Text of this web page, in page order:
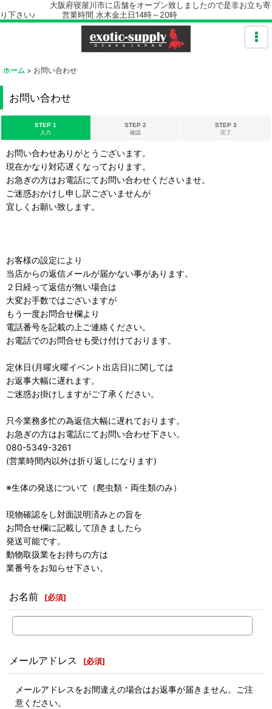
大阪府寝屋川市に店舗をオープン致しましたので是非お立ち寄
り下さい♪ 営業時間 水木金土日14時～20時
ホーム > お問い合わせ
お問い合わせ
STEP 1
入力
STEP 2
確認
STEP 3
完了
お問い合わせありがとうございます。
現在かなり対応遅くなっております。
お急ぎの方はお電話にてお問い合わせくださいませ。
ご迷惑おかけし申し訳ございませんが
宜しくお願い致します。
お客様の設定により
当店からの返信メールが届かない事があります。
２日経って返信が無い場合は
大変お手数ではございますが
もう一度お問合せ欄より
電話番号を記載の上ご連絡ください。
お電話でのお問合せも受け付けております。
定休日(月曜火曜イベント出店日)に関しては
お返事大幅に遅れます。
ご迷惑お掛けしますがご了承ください。
只今業務多忙の為返信大幅に遅れております。
お急ぎの方はお電話にてお問い合わせ下さい。
080-5349-3261
(営業時間内以外は折り返しになります)
※生体の発送について（爬虫類・両生類のみ）
現物確認をし対面説明済みとの旨を
お問合せ欄に記載して頂きましたら
発送可能です。
動物取扱業をお持ちの方は
業番号をお知らせ下さい。
お名前 [必須]
メールアドレス [必須]
メールアドレスをお間違えの場合はお返事が届きません。ご注
意ください。